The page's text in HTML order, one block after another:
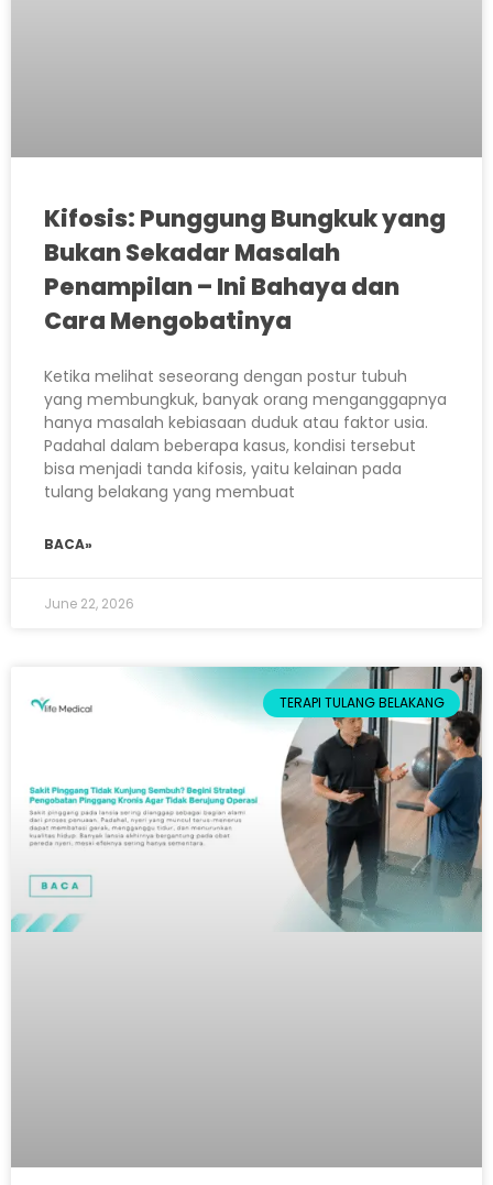
Kifosis: Punggung Bungkuk yang
Bukan Sekadar Masalah
Penampilan – Ini Bahaya dan
Cara Mengobatinya
Ketika melihat seseorang dengan postur tubuh
yang membungkuk, banyak orang menganggapnya
hanya masalah kebiasaan duduk atau faktor usia.
Padahal dalam beberapa kasus, kondisi tersebut
bisa menjadi tanda kifosis, yaitu kelainan pada
tulang belakang yang membuat
BACA»
June 22, 2026
TERAPI TULANG BELAKANG